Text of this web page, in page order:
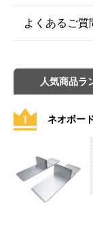
よくあるご質
人気商品ラ
ネオボー